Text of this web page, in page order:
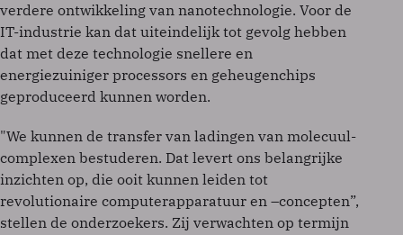
verdere ontwikkeling van nanotechnologie. Voor de
IT-industrie kan dat uiteindelijk tot gevolg hebben
dat met deze technologie snellere en
energiezuiniger processors en geheugenchips
geproduceerd kunnen worden.
"We kunnen de transfer van ladingen van molecuul-
complexen bestuderen. Dat levert ons belangrijke
inzichten op, die ooit kunnen leiden tot
revolutionaire computerapparatuur en –concepten”,
stellen de onderzoekers. Zij verwachten op termijn